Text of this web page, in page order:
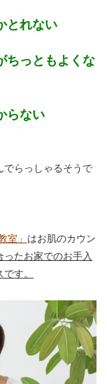
とれない
ちっともよくな
らない
でらっしゃるそうで
室」 はお肌のカウン
ったお家でのお手入
す。